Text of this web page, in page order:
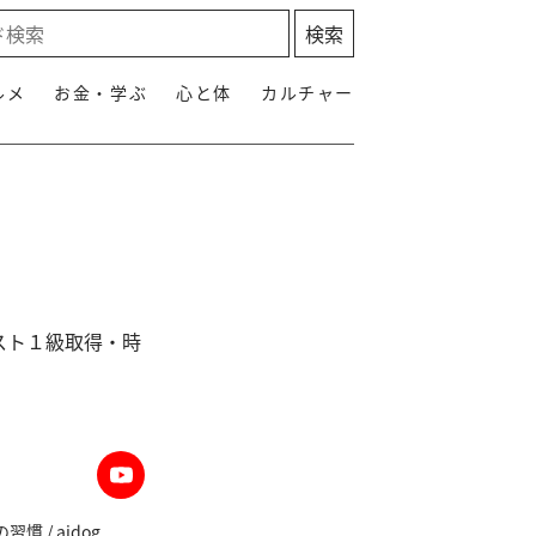
お金・学ぶ 心と体 カルチャー
１級取得・時